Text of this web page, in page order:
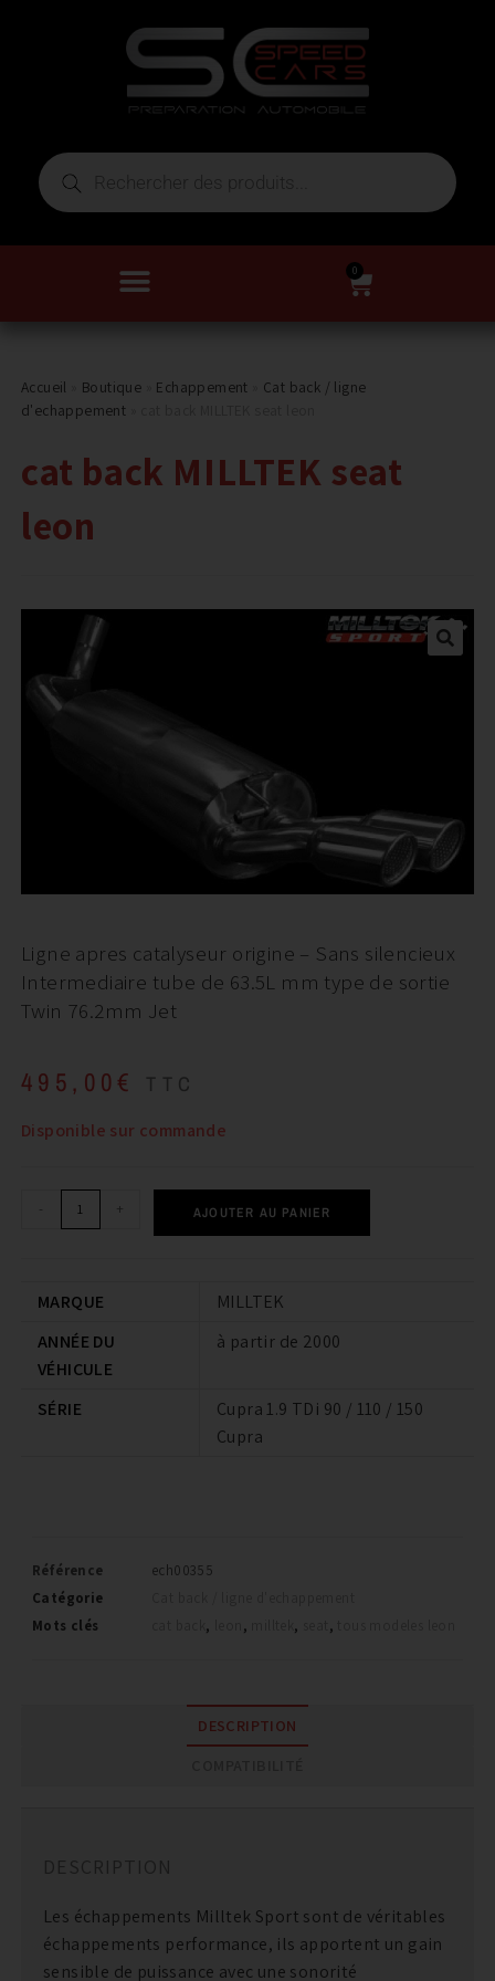
0
Accueil Boutique Echappement
Cat back / ligne
d'echappement
cat back MILLTEK seat
leon
Ligne apres catalyseur origine – Sans silencieux
Intermediaire tube de 63.5L mm type de sortie
Twin 76.2mm Jet
495,00 € TTC
Disponible sur commande
- + AJOUTER AU PANIER
MARQUE
MILLTEK
ANNÉE DU
VÉHICULE
à partir de 2000
SÉRIE
Cupra 1.9 TDi 90 / 110 / 150
Cupra
Référence
ech00355
Catégorie
Mots clés
, , , ,
DESCRIPTION
DESCRIPTION
Les échappements Milltek Sport sont de véritables
échappements performance, ils apportent un gain
sensible de puissance avec une sonorité